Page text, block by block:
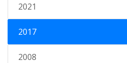
2021
2017
2008